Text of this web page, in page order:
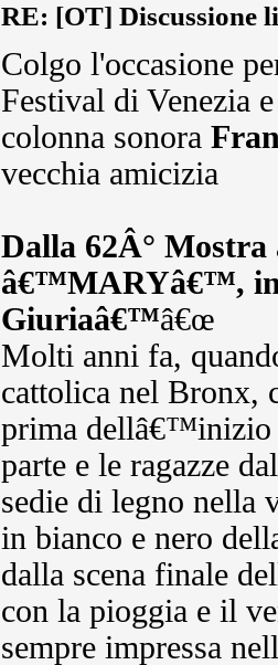
RE: [OT] Discussione
Colgo l'occasione
Festival di Venezia
colonna sonora
vecchia amicizia
Dalla 62Â°
â€™MARYâ€™,
Giuriaâ€™â€œ
Molti anni fa,
cattolica nel Bronx,
prima dellâ€™inizio
parte e le ragazze
sedie di legno nella
in bianco e nero
dalla scena finale
con la pioggia e il
sempre impressa